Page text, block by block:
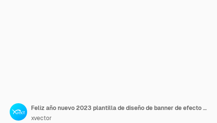
Feliz año nuevo 2023 plantilla de diseño de banner de efecto de texto dorado
xvector